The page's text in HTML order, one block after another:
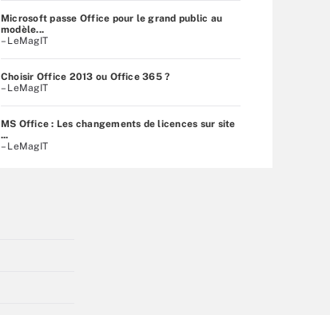
Microsoft passe Office pour le grand public au
modèle...
– LeMagIT
Choisir Office 2013 ou Office 365 ?
– LeMagIT
MS Office : Les changements de licences sur site
...
– LeMagIT